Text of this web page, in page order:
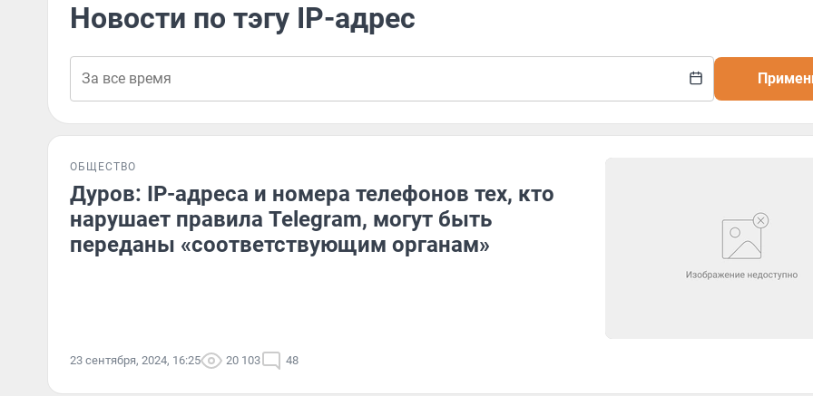
Новости по тэгу IP-адрес
ОБЩЕСТВО
Дуров: IP-адреса и номера телефонов тех, кто
нарушает правила Telegram, могут быть
переданы «соответствующим органам»
23 сентября, 2024, 16:25 20 103 48